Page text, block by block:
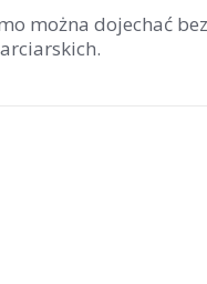
można dojechać